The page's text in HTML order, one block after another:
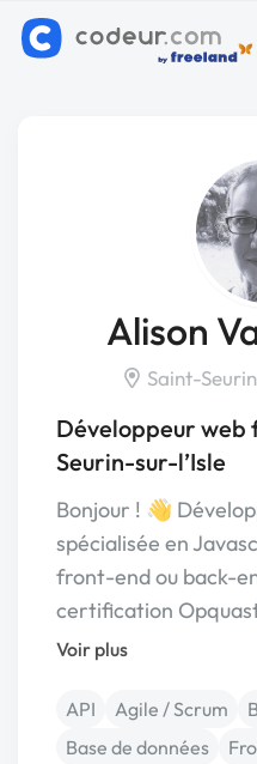
Alison
Saint-
Développeur web
Seurin-sur-l’Isle
Bonjour ! 👋
spécialisée en
front-end ou back-
certification
Voir plus
API Agile / Scrum
Base de données